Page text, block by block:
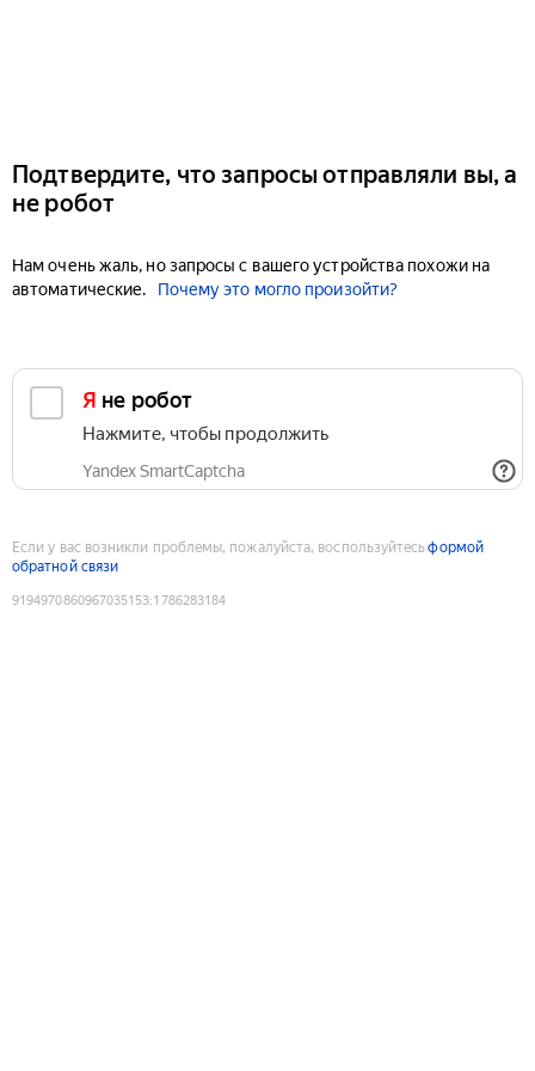
Подтвердите, что запросы отправляли вы, а
не робот
Нам очень жаль, но запросы с вашего устройства похожи на
автоматические.
Почему это могло произойти?
Я не робот
Нажмите, чтобы продолжить
Yandex SmartCaptcha
Если у вас возникли проблемы, пожалуйста, воспользуйтесьформой
обратной связи
9194970860967035153:1786283184